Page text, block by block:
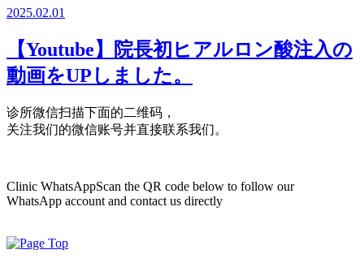
2025.02.01
【Youtube】院長初ヒアルロン酸注入の
動画をUPしました。
诊所微信扫描下面的二维码，
关注我们的微信账号并直接联系我们。
Clinic WhatsAppScan the QR code below to follow our
WhatsApp account and contact us directly